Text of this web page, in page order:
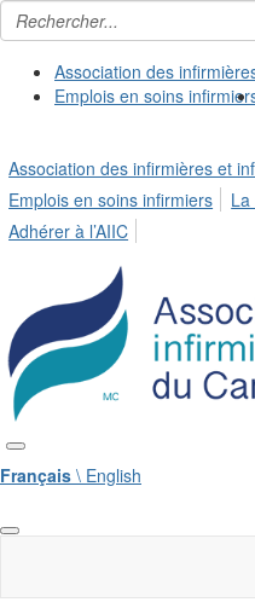
Association des
Emplois en soins
Association des infirmières et
Emplois en soins infirmiers
Adhérer à l’AIIC
Français \ English